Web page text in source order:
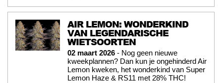
AIR LEMON: WONDERKIND
VAN LEGENDARISCHE
WIETSOORTEN
02 maart 2026 - Nog geen nieuwe
kweekplannen? Dan kun je ongehinderd Air
Lemon kweken, het wonderkind van Super
Lemon Haze & RS11 met 28% THC!